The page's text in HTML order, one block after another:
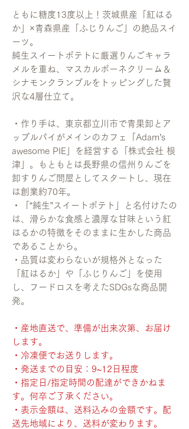
ともに糖度13度以上！茨城県産「紅はる
か」×青森県産「ふじりんご」の絶品スイ
ーツ。
純生スイートポテトに厳選りんごキャラ
メルを重ね、マスカルポーネクリーム＆
シナモンクランブルをトッピングした贅
沢な4層仕立て。
・作り手は、東京都立川市で青果卸とア
ップルパイがメインのカフェ「Adam’s
awesome PIE」を経営する「株式会社 根
津」。もともとは長野県の信州りんごを
卸すりんご問屋としてスタートし、現在
は創業約70年。
・「“純生”スイートポテト」と名付けたの
は、滑らかな食感と濃厚な甘味という紅
はるかの特徴をそのままに生かした商品
であることから。
・品質は変わらないが規格外となった
「紅はるか」や「ふじりんご」を使用
し、フードロスを考えたSDGsな商品開
発。
・産地直送で、準備が出来次第、お届け
します。
・冷凍便でお送りします。
・発送までの目安：9~12日程度
・指定日/指定時間の配達ができかねま
す。何卒ご了承ください。
・表示金額は、送料込みの金額です。配
送先地域により、送料が変わります。